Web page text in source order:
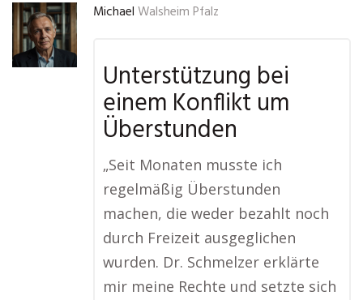
Michael Walsheim Pfalz
Unterstützung bei
einem Konflikt um
Überstunden
„Seit Monaten musste ich
regelmäßig Überstunden
machen, die weder bezahlt noch
durch Freizeit ausgeglichen
wurden. Dr. Schmelzer erklärte
mir meine Rechte und setzte sich